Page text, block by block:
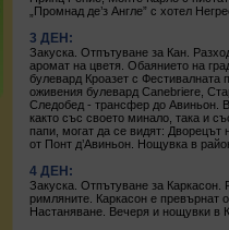
„Промнад де’з Англе” с хотел
3 ДЕН:
Закуска. Отпътуване за Кан.
аромат на цветя. Обаянието на
булевард Кроазет с Фестивалната
оживения булевард Canebriere,
Следобед - трансфер до Авиньон.
както със своето минало, така и
папи, могат да се видят: Дворецът
от Понт д’Авиньон. Нощувка в
4 ДЕН:
Закуска. Отпътуване за Каркасон.
римляните. Каркасон е превърнат
Настаняване. Вечеря и нощувки в